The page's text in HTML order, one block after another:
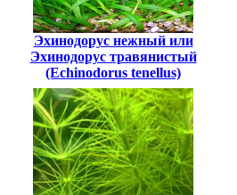
Эхинодорус нежный или
Эхинодорус травянистый
(Echinodorus tenellus)